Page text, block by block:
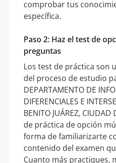
comprobar tus
específica.
Paso 2: Haz el test de
preguntas
Los test de práctica son
del proceso de estudio
DEPARTAMENTO DE
DIFERENCIALES E
BENITO JUÁREZ,
de práctica de opción
forma de familiarizarte
contenido del examen
Cuanto más practiques,